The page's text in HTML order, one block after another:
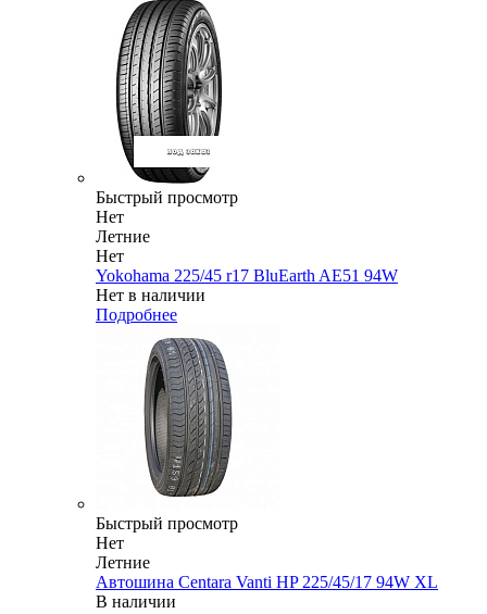
Быстрый просмотр
Нет
Летние
Нет
Yokohama 225/45 r17 BluEarth AE51 94W
Нет в наличии
Подробнее
Быстрый просмотр
Нет
Летние
Автошина Centara Vanti HP 225/45/17 94W XL
В наличии